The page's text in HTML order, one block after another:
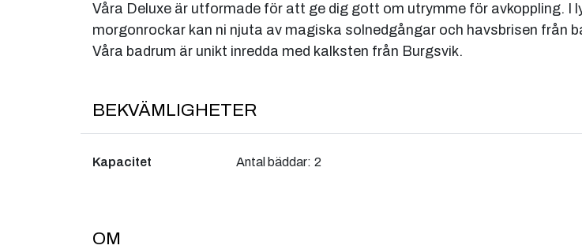
Våra Deluxe är utformade för att ge dig gott om utrymme för avkoppling. I
morgonrockar kan ni njuta av magiska solnedgångar och havsbrisen från
Våra badrum är unikt inredda med kalksten från Burgsvik.
BEKVÄMLIGHETER
Kapacitet Antal bäddar: 2
OM